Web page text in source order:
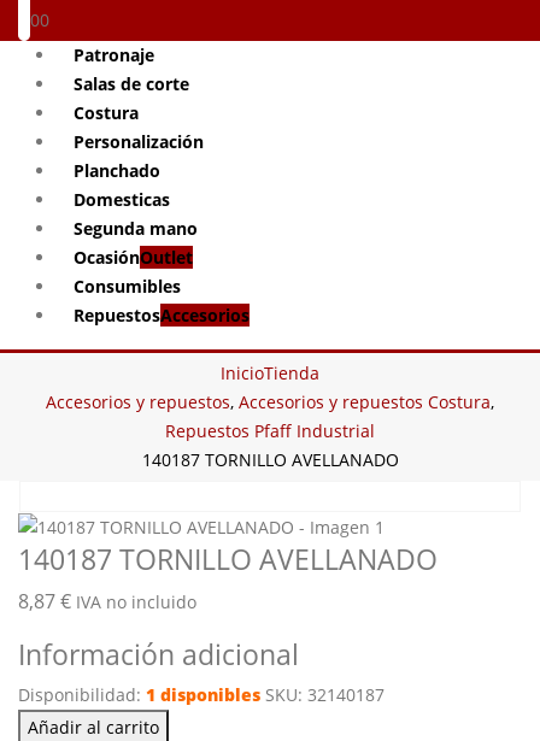
00
Patronaje
Salas de corte
Costura
Personalización
Planchado
Domesticas
Segunda mano
OcasiónOutlet
Consumibles
RepuestosAccesorios
InicioTienda
Accesorios y repuestos, Accesorios y repuestos Costura,
Repuestos Pfaff Industrial
140187 TORNILLO AVELLANADO
140187 TORNILLO AVELLANADO
8,87€ IVA no incluido
Información adicional
Disponibilidad: 1 disponibles SKU: 32140187
Añadir al carrito